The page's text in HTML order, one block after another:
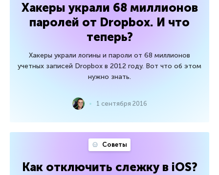
Хакеры украли 68 миллионов
паролей от Dropbox. И что
теперь?
Хакеры украли логины и пароли от 68 миллионов
учетных записей Dropbox в 2012 году. Вот что об этом
нужно знать.
1 сентября 2016
Советы
Как отключить слежку в iOS?